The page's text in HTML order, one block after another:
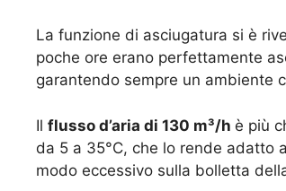
La funzione di asciugatura si è
poche ore erano perfettamente
garantendo sempre un ambiente
Il flusso d’aria di 130 m³/h è più
da 5 a 35°C, che lo rende adatto
modo eccessivo sulla bolletta